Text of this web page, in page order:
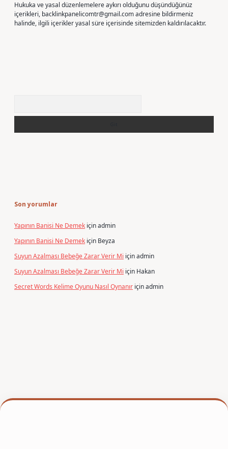
Hukuka ve yasal düzenlemelere aykırı olduğunu düşündüğünüz
içerikleri, backlinkpanelicomtr@gmail.comadresine bildirmeniz
halinde, ilgili içerikler yasal süre içerisinde sitemizden kaldırılacaktır.
Son yorumlar
Yapının Banisi Ne Demek içinadmin
Yapının Banisi Ne Demek için Beyza
Suyun Azalması Bebeğe Zarar Verir Mi içinadmin
Suyun Azalması Bebeğe Zarar Verir Mi için Hakan
Secret Words Kelime Oyunu Nasıl Oynanır içinadmin